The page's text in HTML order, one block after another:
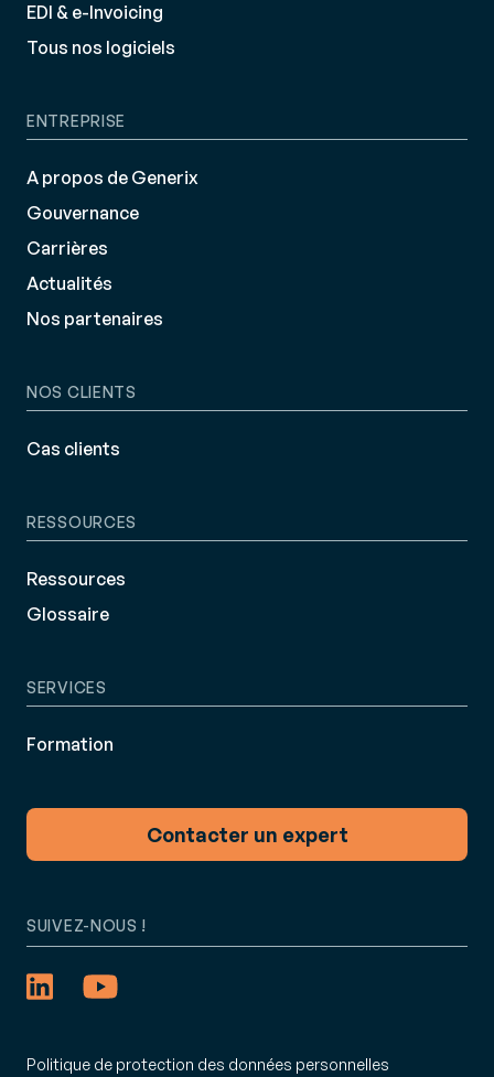
EDI & e-Invoicing
Tous nos logiciels
ENTREPRISE
A propos de Generix
Gouvernance
Carrières
Actualités
Nos partenaires
NOS CLIENTS
Cas clients
RESSOURCES
Ressources
Glossaire
SERVICES
Formation
Contacter un expert
Politique de protection des données personnelles
SUIVEZ-NOUS !